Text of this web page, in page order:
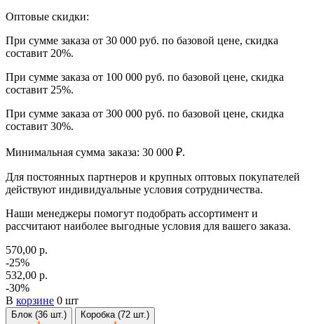
Оптовые скидки:
При сумме заказа от 30 000 руб. по базовой цене, скидка
составит 20%.
При сумме заказа от 100 000 руб. по базовой цене, скидка
составит 25%.
При сумме заказа от 300 000 руб. по базовой цене, скидка
составит 30%.
Минимальная сумма заказа: 30 000 ₽.
Для постоянных партнеров и крупных оптовых покупателей
действуют индивидуальные условия сотрудничества.
Наши менеджеры помогут подобрать ассортимент и
рассчитают наиболее выгодные условия для вашего заказа.
570,00 р.
-25%
532,00 р.
-30%
В корзине 0 шт
Блок (36 шт.) Коробка (72 шт.)